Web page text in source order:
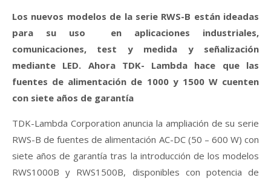
Los nuevos modelos de la serie RWS-B están ideadas
para su uso en aplicaciones industriales,
comunicaciones, test y medida y señalización
mediante LED. Ahora TDK- Lambda hace que las
fuentes de alimentación de 1000 y 1500 W cuenten
con siete años de garantía
TDK-Lambda Corporation anuncia la ampliación de su serie
RWS-B de fuentes de alimentación AC-DC (50 – 600 W) con
siete años de garantía tras la introducción de los modelos
RWS1000B y RWS1500B, disponibles con potencia de